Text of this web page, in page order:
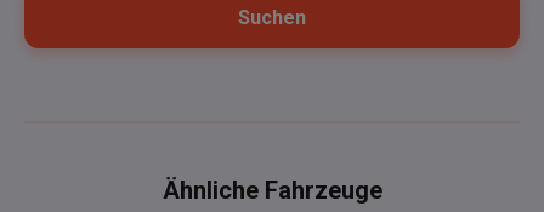
Suchen
Ähnliche Fahrzeuge